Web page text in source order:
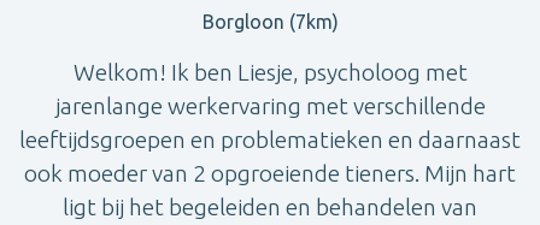
Borgloon (7km)
Welkom! Ik ben Liesje, psycholoog met
jarenlange werkervaring met verschillende
leeftijdsgroepen en problematieken en daarnaast
ook moeder van 2 opgroeiende tieners. Mijn hart
ligt bij het begeleiden en behandelen van